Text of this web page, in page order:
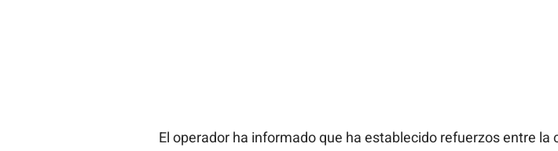
El operador ha informado que ha establecido refuerzos entre la